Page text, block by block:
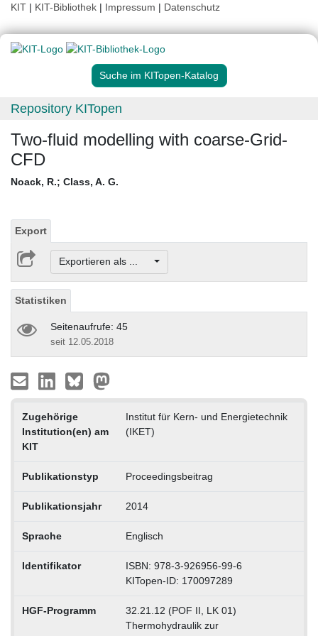
KIT | KIT-Bibliothek | Impressum | Datenschutz
Suche im KITopen-Katalog
Repository KITopen
Two-fluid modelling with coarse-Grid-
CFD
Noack, R.; Class, A. G.
Export
Exportieren als ...
Statistiken
Seitenaufrufe: 45
seit 12.05.2018
Zugehörige
Institution(en) am
KIT
Institut für Kern- und Energietechnik
(IKET)
Publikationstyp Proceedingsbeitrag
Publikationsjahr 2014
Sprache Englisch
Identifikator
ISBN: 978-3-926956-99-6
KITopen-ID: 170097289
HGF-Programm
32.21.12 (POF II, LK 01)
Thermohydraulik zur